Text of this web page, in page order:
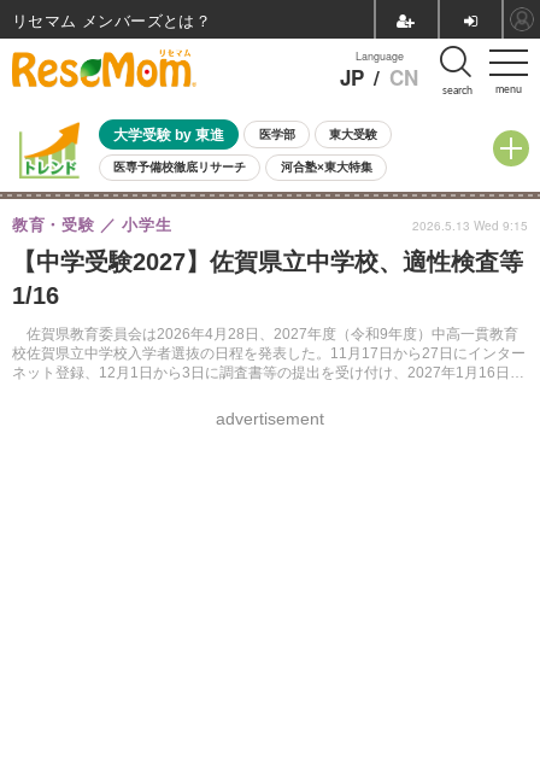
menu
Language
JP / CN search
大学受験 by 東進 医学部 東大受験
医専予備校徹底リサーチ 河合塾×東大特集
親子で考える大学選び 高校受験 中学受験 小学校受験
共通テスト 夏休み
8月開催イベント・WS 全国公立高校 過去問 人気記事
自由研究教材（小学生向け）
【中学受験2027】佐賀県立中学校、適性検査等
1/16
佐賀県教育委員会は2026年4月28日、2027年度（令和9年度）中高一貫教育
校佐賀県立中学校入学者選抜の日程を発表した。11月17日から27日にインター
ネット登録、12月1日から3日に調査書等の提出を受け付け、2027年1月16日に
教育・受験 小学生
advertisement
2026.5.13 Wed 9:15
リセマム メンバーズ